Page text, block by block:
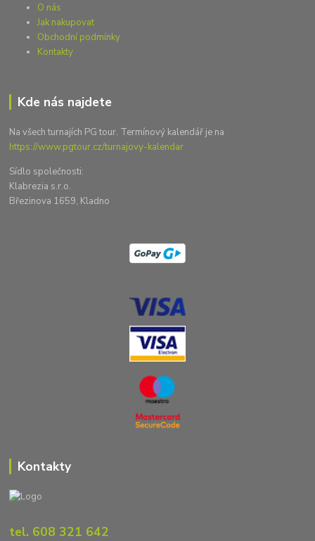
O nás
Jak nakupovat
Obchodní podmínky
Kontakty
Kde nás najdete
Na všech turnajích PG tour. Termínový kalendář je na
https://www.pgtour.cz/turnajovy-kalendar
Sídlo společnosti:
Klabrezia s.r.o.
Březinova 1659, Kladno
Kontakty
tel. 608 321 642